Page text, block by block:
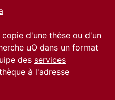
d'une thèse ou d'un
uO dans un format
des services
à l'adresse